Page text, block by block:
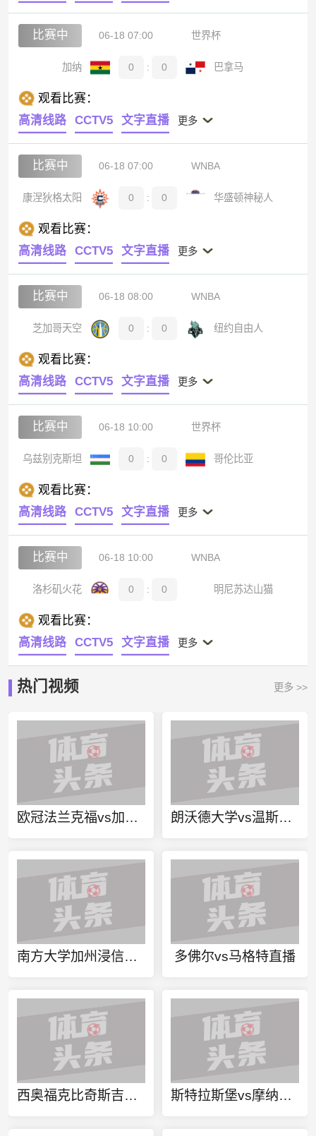
比赛中 06-18 07:00 世界杯
加纳 0 : 0 巴拿马
观看比赛：
高清线路
CCTV5 文字直播 更多
比赛中 06-18 07:00 WNBA
康涅狄格太阳 0 : 0 华盛顿神秘人
观看比赛：
高清线路
CCTV5 文字直播 更多
比赛中 06-18 08:00 WNBA
芝加哥天空 0 : 0 纽约自由人
观看比赛：
高清线路
CCTV5 文字直播 更多
比赛中 06-18 10:00 世界杯
乌兹别克斯坦 0 : 0 哥伦比亚
观看比赛：
高清线路
CCTV5 文字直播 更多
比赛中 06-18 10:00 WNBA
洛杉矶火花 0 : 0 明尼苏达山猫
观看比赛：
高清线路
CCTV5 文字直播 更多
热门视频 更多 >>
欧冠法兰克福vs加拉塔萨雷直播 朗沃德大学vs温斯罗普大学直播
南方大学加州浸信大学今日赛事 多佛尔vs马格特直播
西奥福克比奇斯吉今日赛事 斯特拉斯堡vs摩纳哥直播